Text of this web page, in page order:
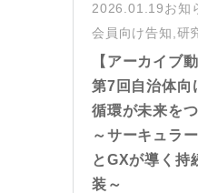
2026.01.19お知
会員向け告知,研
【アーカイブ
第7回自治体向
循環が未来を
～サーキュラ
とGXが導く持
装～